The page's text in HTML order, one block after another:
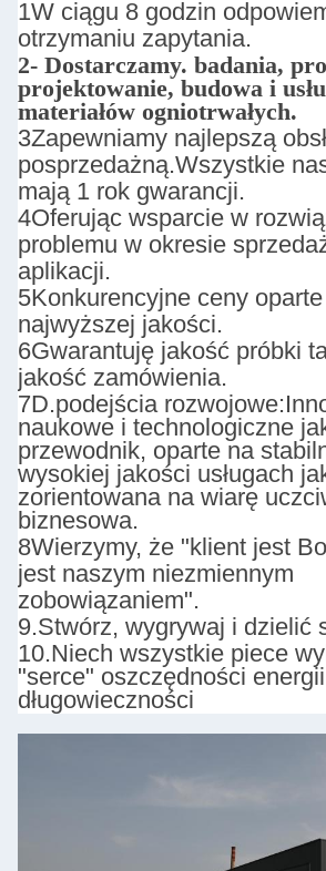
1W ciągu 8 godzin
otrzymaniu zapytania.
2- Dostarczamy. badania,
projektowanie, budowa i
materiałów ogniotrwałych.
3Zapewniamy najlepszą
posprzedażną.Wszystkie
mają 1 rok gwarancji.
4Oferując wsparcie w
problemu w okresie
aplikacji.
5Konkurencyjne ceny
najwyższej jakości.
6Gwarantuję jakość próbki
jakość zamówienia.
7D.podejścia rozwojowe:
naukowe i technologiczne
przewodnik, oparte na
wysokiej jakości usługach
zorientowana na wiarę
biznesowa.
8Wierzymy, że "klient jest
jest naszym niezmiennym
zobowiązaniem".
9.Stwórz, wygrywaj i dzielić
10.Niech wszystkie piece
"serce" oszczędności
długowieczności